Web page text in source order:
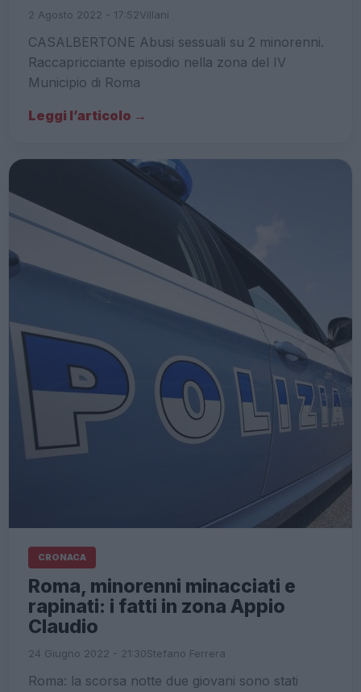
2 Agosto 2022 - 17:52Villani
CASALBERTONE Abusi sessuali su 2 minorenni.
Raccapricciante episodio nella zona del IV
Municipio di Roma
Leggi l’articolo →
CRONACA
Roma, minorenni minacciati e
rapinati: i fatti in zona Appio
Claudio
24 Giugno 2022 - 21:30Stefano Ferrera
Roma: la scorsa notte due giovani sono stati